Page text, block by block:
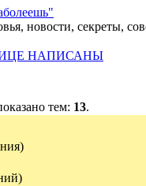
новости, секреты,
НАПИСАНЫ
тем: 13.